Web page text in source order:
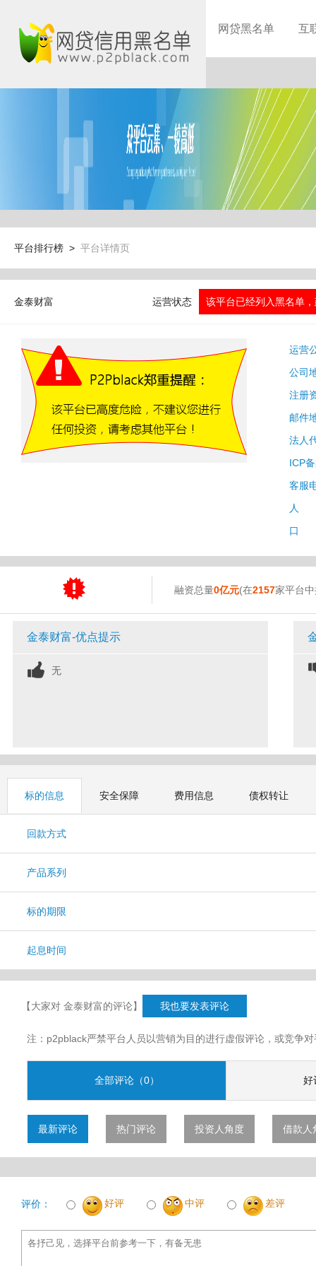
网贷黑名单 互
平台排行榜 > 平台详情页
金泰财富 运营状态 该平台已经列入黑名单
运营
公司
注册
邮件
法人
ICP
客服
人
口
融资总量0亿元(在2157家平台
金泰财富-优点提示
无
标的信息 安全保障 费用信息 债权转让
回款方式
产品系列
标的期限
起息时间
【大家对 金泰财富的评论】 我也要发表评论
注：p2pblack严禁平台人员以营销为目的进行虚假评论，或竞争
全部评论（0） 好
最新评论 热门评论 投资人角度 借款人
评价： 好评 中评 差评